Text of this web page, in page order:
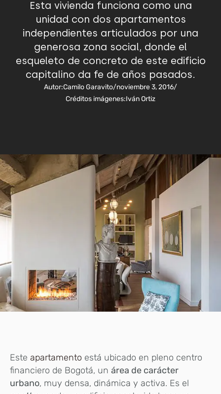
Esta vivienda funciona como una
unidad con dos apartamentos
independientes articulados por una
generosa zona social, donde el
esqueleto de concreto de este edificio
capitalino da fe de años pasados.
Autor:Camilo Garavito/noviembre 3, 2016/
Créditos imágenes:Iván Ortiz
Este apartamento está ubicado en pleno centro
financiero de Bogotá, un área de carácter
urbano, muy densa, dinámica y activa. Es el